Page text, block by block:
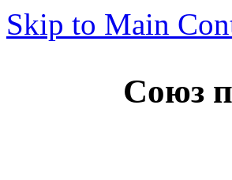
Skip to Main
Союз